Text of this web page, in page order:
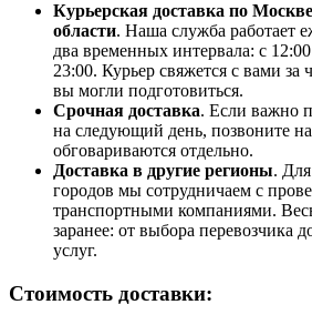
Курьерская доставка по
области. Наша служба работает
два временных интервала: с
23:00. Курьер свяжется с вами за
вы могли подготовиться.
Срочная доставка. Если важно
на следующий день, позвоните
обговариваются отдельно.
Доставка в другие регионы.
городов мы сотрудничаем с
транспортными компаниями.
заранее: от выбора перевозчика
услуг.
Стоимость доставки: